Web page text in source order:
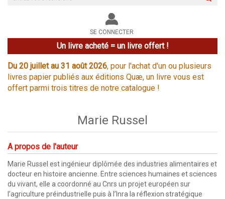
le
site
SE CONNECTER
Un livre acheté = un livre offert !
Du 20 juillet au 31 août 2026, pour l'achat d'un ou plusieurs
livres papier publiés aux éditions Quæ, un livre vous est
offert parmi trois titres de notre catalogue !
Marie Russel
A propos de l'auteur
Marie Russel est ingénieur diplômée des industries alimentaires et
docteur en histoire ancienne. Entre sciences humaines et sciences
du vivant, elle a coordonné au Cnrs un projet européen sur
l’agriculture préindustrielle puis à l’Inra la réflexion stratégique